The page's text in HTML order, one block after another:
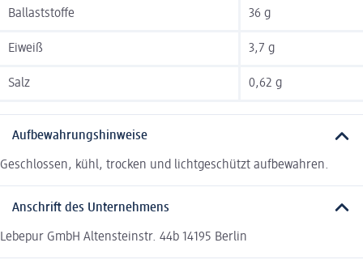
Ballaststoffe 36 g
Eiweiß 3,7 g
Salz 0,62 g
Aufbewahrungshinweise
Geschlossen, kühl, trocken und lichtgeschützt aufbewahren.
Anschrift des Unternehmens
Lebepur GmbH Altensteinstr. 44b 14195 Berlin